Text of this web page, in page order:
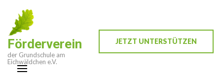
Inhalt
springen
(Enter
drücken)
Förderverein
der Grundschule am
Eichwäldchen e.V.
JETZT UNTERSTÜTZEN